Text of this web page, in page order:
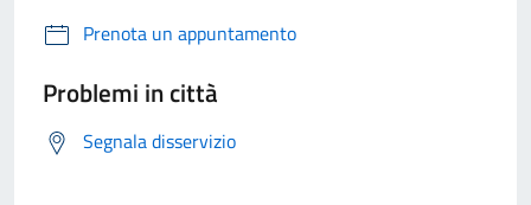
Prenota un appuntamento
Problemi in città
Segnala disservizio